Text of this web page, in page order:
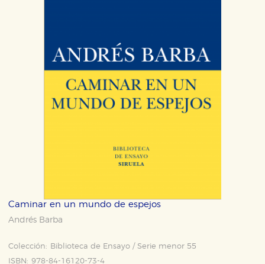
Caminar en un mundo de espejos
Andrés Barba
Colección:
Biblioteca de Ensayo / Serie menor 55
ISBN: 978-84-16120-73-4